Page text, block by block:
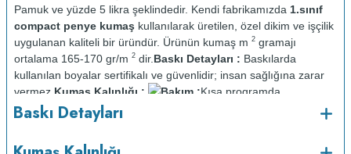
Pamuk ve yüzde 5 likra şeklindedir. Kendi fabrikamızda 1.sınıf
compact penye kumaş kullanılarak üretilen, özel dikim ve işçilik
uygulanan kaliteli bir üründür. Ürünün kumaş m 2 gramajı
ortalama 165-170 gr/m 2 dir. Baskı Detayları : Baskılarda
kullanılan boyalar sertifikalı ve güvenlidir; insan sağlığına zarar
vermez. Kumaş Kalınlığı : Bakım :Kısa programda
maksimum 30 C sıcaklıkta ve tersten yıkanır.
Kurutma makinesinde kurutulmaz. Orta ısıda ve tersten
Baskı Detayları